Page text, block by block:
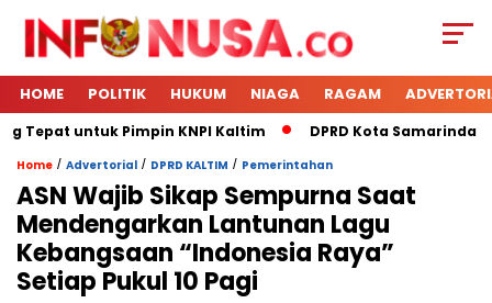
HOME POLITIK HUKUM NIAGA RAGAM
Tepat untuk Pimpin KNPI Kaltim DPRD Kota Samarinda
Home / Advertorial / DPRD KALTIM / Pemerintahan
ASN Wajib Sikap Sempurna Saat
Mendengarkan Lantunan Lagu
Kebangsaan “Indonesia Raya”
Setiap Pukul 10 Pagi